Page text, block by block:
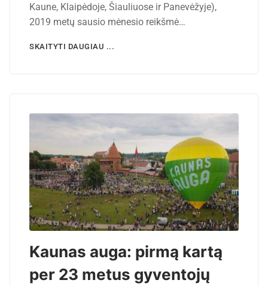
Kaune, Klaipėdoje, Šiauliuose ir Panevėžyje),
2019 metų sausio mėnesio reikšmė…
SKAITYTI DAUGIAU ...
Kaunas auga: pirmą kartą
per 23 metus gyventojų